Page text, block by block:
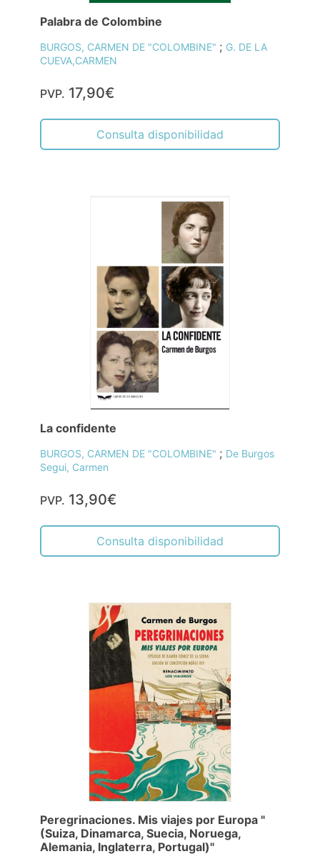
Palabra de Colombine
BURGOS, CARMEN DE "COLOMBINE" ; G. DE LA
CUEVA,CARMEN
PVP. 17,90€
Consulta disponibilidad
La confidente
BURGOS, CARMEN DE "COLOMBINE" ; De Burgos
Segui, Carmen
PVP. 13,90€
Consulta disponibilidad
Peregrinaciones. Mis viajes por Europa "
(Suiza, Dinamarca, Suecia, Noruega,
Alemania, Inglaterra, Portugal)"